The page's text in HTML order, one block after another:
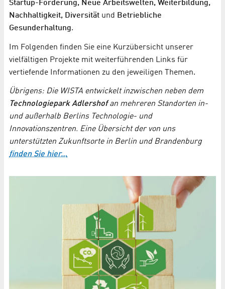
Startup-Förderung, Neue Arbeitswelten, Weiterbildung,
Nachhaltigkeit, Diversität und Betriebliche
Gesunderhaltung.
Im Folgenden finden Sie eine Kurzübersicht unserer
vielfältigen Projekte mit weiterführenden Links für
vertiefende Informationen zu den jeweiligen Themen.
Übrigens: Die WISTA entwickelt inzwischen neben dem
Technologiepark Adlershofan mehreren Standorten in-
und außerhalb Berlins Technologie- und
Innovationszentren. Eine Übersicht der von uns
unterstützten Zukunftsorte in Berlin und Brandenburg
finden Sie hier…